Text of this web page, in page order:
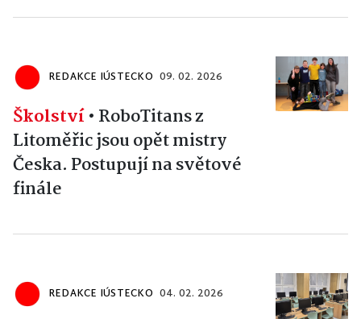
REDAKCE IÚSTECKO 09. 02. 2026
Školství• RoboTitans z
Litoměřic jsou opět mistry
Česka. Postupují na světové
finále
REDAKCE IÚSTECKO 04. 02. 2026